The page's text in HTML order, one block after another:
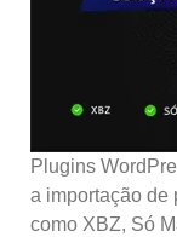
Plugins
a importação de
como XBZ, Só